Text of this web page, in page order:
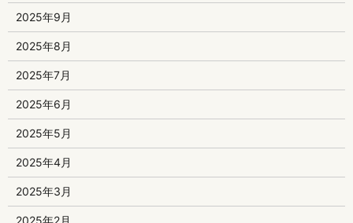
2025年9月
2025年8月
2025年7月
2025年6月
2025年5月
2025年4月
2025年3月